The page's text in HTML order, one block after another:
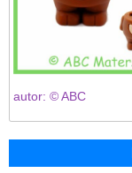
autor: © ABC